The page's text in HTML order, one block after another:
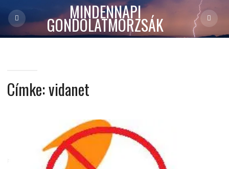
MINDENNAPI
GONDOLATMORZSÁK
Címke:vidanet